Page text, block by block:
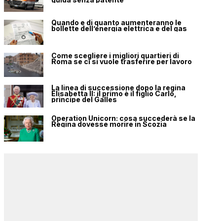
Quando e di quanto aumenteranno le
bollette dell’energia elettrica e del gas
Come scegliere i migliori quartieri di
Roma se ci si vuole trasferire per lavoro
La linea di successione dopo la regina
Elisabetta II: il primo è il figlio Carlo,
principe del Galles
Operation Unicorn: cosa succederà se la
Regina dovesse morire in Scozia